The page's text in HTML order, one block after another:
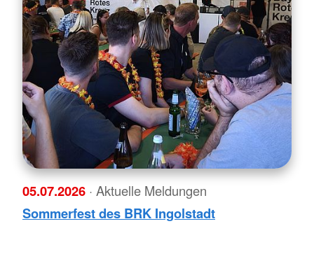
05.07.2026 · Aktuelle Meldungen
Sommerfest des BRK Ingolstadt